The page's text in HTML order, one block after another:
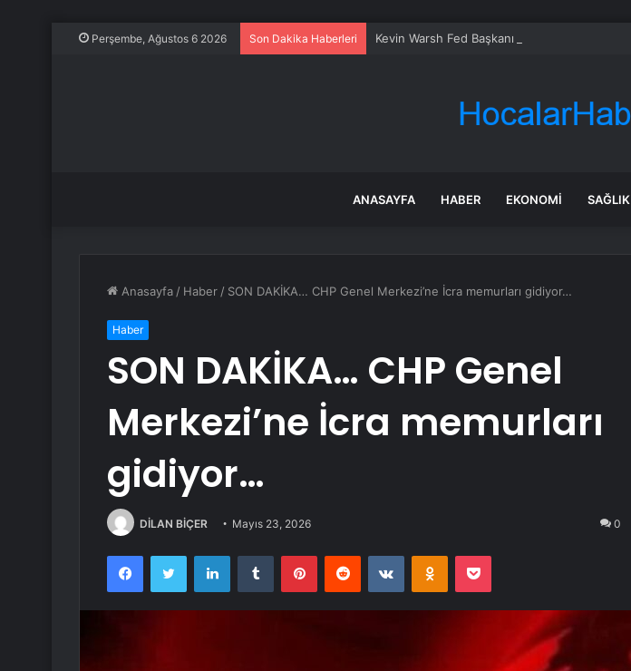
Perşembe, Ağustos 6 2026 Son Dakika Haberleri Kevin Warsh Fed Başkanı Oldu
ANASAYFA HABER EKONOMI SAĞLIK
Anasayfa / Haber / SON DAKİKA… CHP Genel Merkezi’ne İcra memurları gidiyor…
Haber
SON DAKİKA… CHP Genel
Merkezi’ne İcra memurları
gidiyor…
DİLAN BİÇER Mayıs 23, 2026 0
FacebookTwitter LinkedInTumblr PinterestReddit VKontakteOdnoklassniki
Pocket